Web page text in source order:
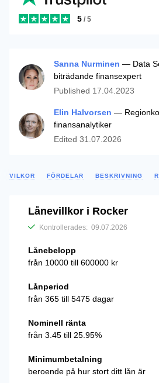
5 / 5
Sanna Nurminen — Data
biträdande finansexpert
Published 17.04.2023
Elin Halvorsen —
finansanalytiker
Edited 31.07.2026
VILKOR FÖRDELAR BESKRIVNING
Lånevillkor i Rocker
Kontrollerades: 09.07.2026
Lånebelopp
från 10000 till 600000 kr
Lånperiod
från 365 till 5475 dagar
Nominell ränta
från 3.45 till 25.95%
Minimumbetalning
beroende på hur stort ditt lån är